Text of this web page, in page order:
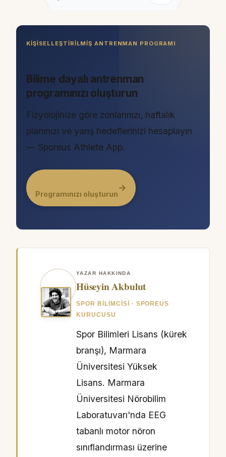
KIŞISELLEŞTIRILMIŞ ANTRENMAN PROGRAMI
Bilime dayalı antrenman
programınızı oluşturun
Fizyolojinize göre zonlarınızı, haftalık
planınızı ve yarış hedeflerinizi hesaplayın
— Sporeus Athlete App.
Programınızı oluşturun
→
YAZAR HAKKINDA
Hüseyin Akbulut
SPOR BILIMCISI · SPOREUS
KURUCUSU
Spor Bilimleri Lisans (kürek
branşı), Marmara
Üniversitesi Yüksek
Lisans. Marmara
Üniversitesi Nörobilim
Laboratuvarı'nda EEG
tabanlı motor nöron
sınıflandırması üzerine